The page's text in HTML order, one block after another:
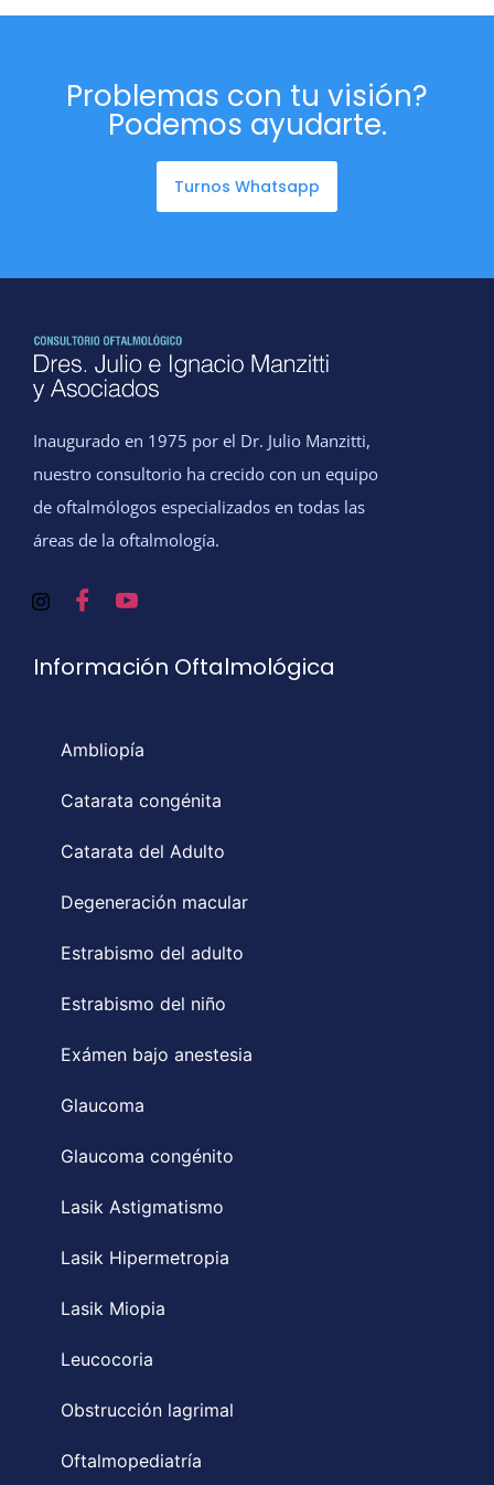
Problemas con tu visión?
Podemos ayudarte.
Turnos Whatsapp
Inaugurado en 1975 por el Dr. Julio Manzitti,
nuestro consultorio ha crecido con un equipo
de oftalmólogos especializados en todas las
áreas de la oftalmología.
Información Oftalmológica
Ambliopía
Catarata congénita
Catarata del Adulto
Degeneración macular
Estrabismo del adulto
Estrabismo del niño
Exámen bajo anestesia
Glaucoma
Glaucoma congénito
Lasik Astigmatismo
Lasik Hipermetropia
Lasik Miopia
Leucocoria
Obstrucción lagrimal
Oftalmopediatría